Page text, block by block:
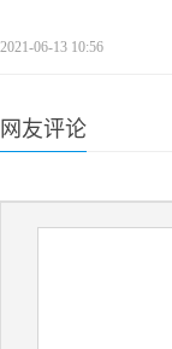
2021-06-13 10:56
网友评论